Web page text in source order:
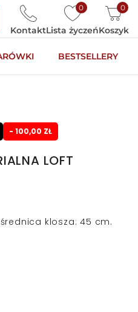
0
Lista życzeń
0
Koszyk
Kontakt
BESTSELLERY
- 100,00 ZŁ
LOFT
klosza: 45 cm.